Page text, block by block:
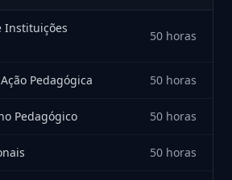
Instituições
50 horas
Pedagógica 50 horas
Pedagógico 50 horas
50 horas